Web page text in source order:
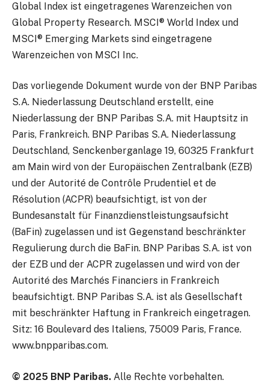
Global Index ist eingetragenes Warenzeichen von
Global Property Research. MSCI® World Index und
MSCI® Emerging Markets sind eingetragene
Warenzeichen von MSCI Inc.
Das vorliegende Dokument wurde von der BNP Paribas
S.A. Niederlassung Deutschland erstellt, eine
Niederlassung der BNP Paribas S.A. mit Hauptsitz in
Paris, Frankreich. BNP Paribas S.A. Niederlassung
Deutschland, Senckenberganlage 19, 60325 Frankfurt
am Main wird von der Europäischen Zentralbank (EZB)
und der Autorité de Contrôle Prudentiel et de
Résolution (ACPR) beaufsichtigt, ist von der
Bundesanstalt für Finanzdienstleistungsaufsicht
(BaFin) zugelassen und ist Gegenstand beschränkter
Regulierung durch die BaFin. BNP Paribas S.A. ist von
der EZB und der ACPR zugelassen und wird von der
Autorité des Marchés Financiers in Frankreich
beaufsichtigt. BNP Paribas S.A. ist als Gesellschaft
mit beschränkter Haftung in Frankreich eingetragen.
Sitz: 16 Boulevard des Italiens, 75009 Paris, France.
www.bnpparibas.com.
© 2025 BNP Paribas. Alle Rechte vorbehalten.